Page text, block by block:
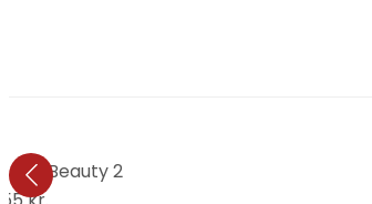
Car Beauty 2